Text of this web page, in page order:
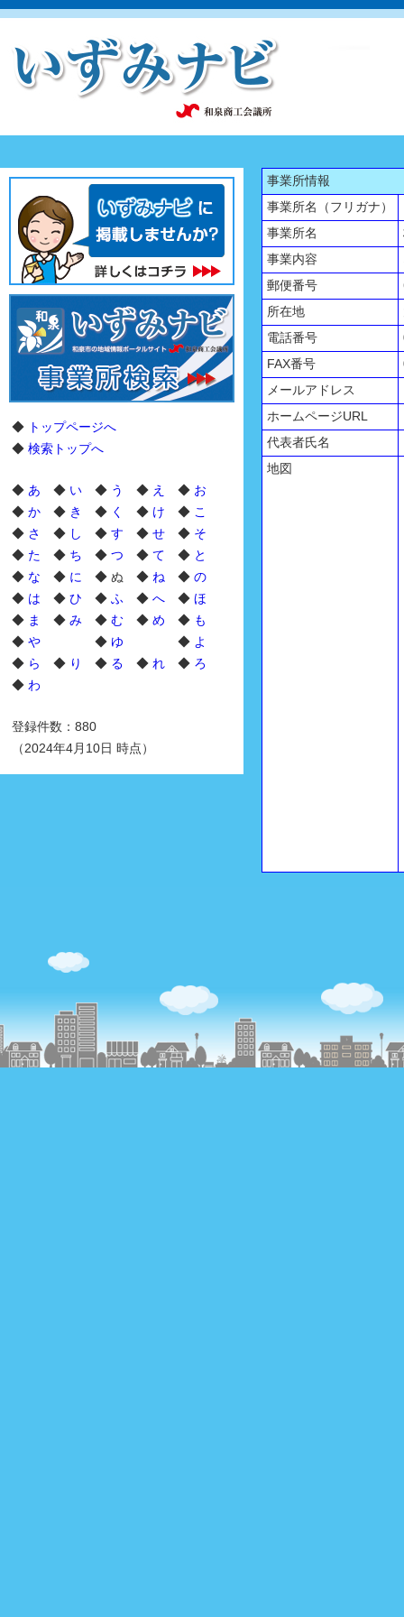
◆ トップページへ
◆ 検索トップへ
◆ あ ◆ い ◆ う ◆ え ◆ お
◆ か ◆ き ◆ く ◆ け ◆ こ
◆ さ ◆ し ◆ す ◆ せ ◆ そ
◆ た ◆ ち ◆ つ ◆ て ◆ と
◆ な ◆ に ◆ ぬ ◆ ね ◆ の
◆ は ◆ ひ ◆ ふ ◆ へ ◆ ほ
◆ ま ◆ み ◆ む ◆ め ◆ も
◆ や ◆ ゆ ◆ よ
◆ ら ◆ り ◆ る ◆ れ ◆ ろ
◆ わ
登録件数：880
（2024年4月10日 時点）
事業所情報
事業所名（フリガナ）
事業所名
事業内容
郵便番号
所在地
電話番号
FAX番号
メールアドレス
ホームページURL
代表者氏名
地図